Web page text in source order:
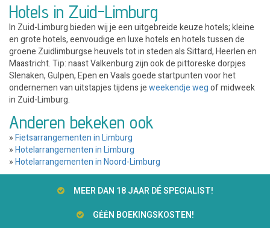
Hotels in Zuid-Limburg
In Zuid-Limburg bieden wij je een uitgebreide keuze hotels; kleine
en grote hotels, eenvoudige en luxe hotels en hotels tussen de
groene Zuidlimburgse heuvels tot in steden als Sittard, Heerlen en
Maastricht. Tip: naast Valkenburg zijn ook de pittoreske dorpjes
Slenaken, Gulpen, Epen en Vaals goede startpunten voor het
ondernemen van uitstapjes tijdens jeweekendje wegof midweek
in Zuid-Limburg.
Anderen bekeken ook
»Fietsarrangementen in Limburg
»Hotelarrangementen in Limburg
»Hotelarrangementen in Noord-Limburg
MEER DAN 18 JAAR DÉ SPECIALIST!
GĖĖN BOEKINGSKOSTEN!